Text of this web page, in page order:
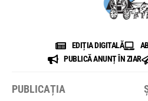
EDIȚIA DIGITALĂ
PUBLICĂ ANUNȚ ÎN ZIAR
PUBLICAȚIA